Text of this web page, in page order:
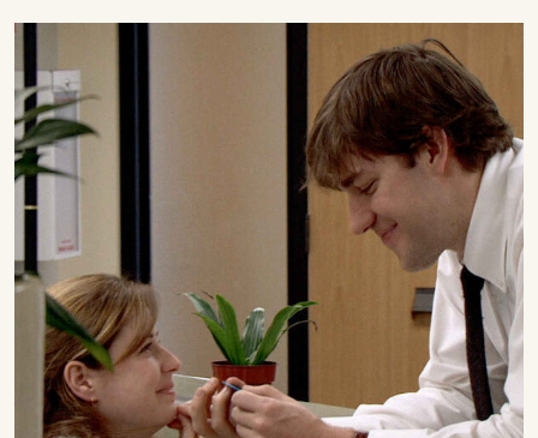
Facebook
Instagram
Youtube
X(Twitter)